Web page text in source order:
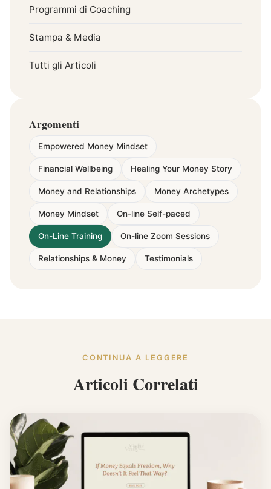
Programmi di Coaching
Stampa & Media
Tutti gli Articoli
Argomenti
Empowered Money Mindset
Financial Wellbeing Healing Your Money Story
Money and Relationships Money Archetypes
Money Mindset On-line Self-paced
On-Line Training On-line Zoom Sessions
Relationships & Money Testimonials
CONTINUA A LEGGERE
Articoli Correlati